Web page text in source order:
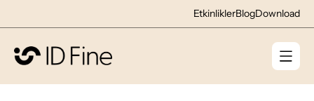
EtkinliklerBlogDownload